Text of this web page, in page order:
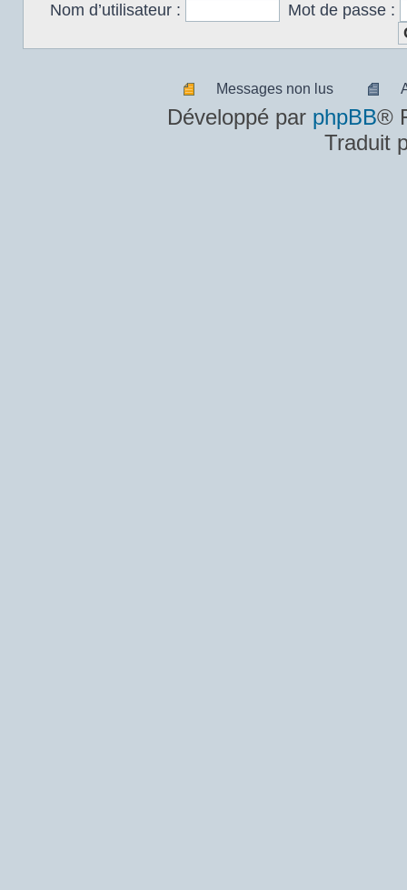
Nom d’utilisateur :
Mot de passe :
Messages
non
Messages non lus
lu
Développé par phpBB®
Traduit